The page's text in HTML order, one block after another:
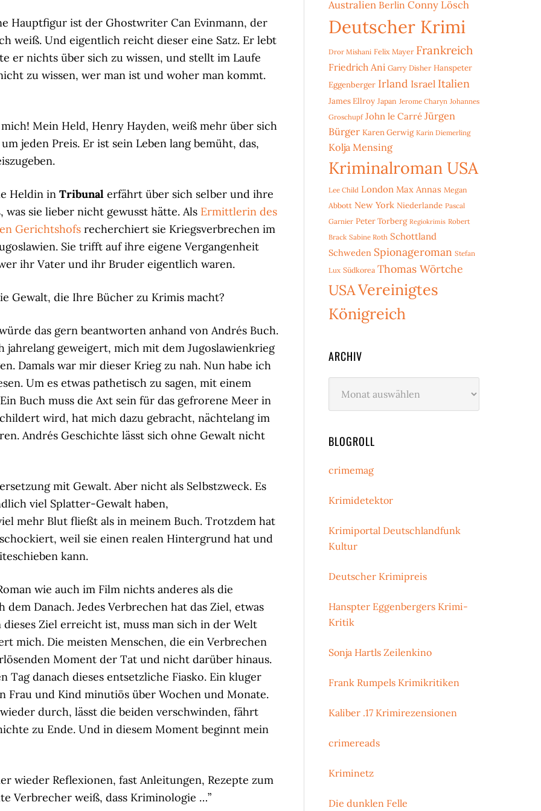
Hauptfigur ist der Ghostwriter Can Evinmann, der
weiß. Und eigentlich reicht dieser eine Satz. Er lebt
er nichts über sich zu wissen, und stellt im Laufe
zu wissen, wer man ist und woher man kommt.
Mein Held, Henry Hayden, weiß mehr über sich
jeden Preis. Er ist sein Leben lang bemüht, das,
Heldin in Tribunal erfährt über sich selber und ihre
was sie lieber nicht gewusst hätte. Als Ermittlerin des
Gerichtshofs recherchiert sie Kriegsverbrechen im
Sie trifft auf ihre eigene Vergangenheit
ihr Vater und ihr Bruder eigentlich waren.
Gewalt, die Ihre Bücher zu Krimis macht?
das gern beantworten anhand von Andrés Buch.
jahrelang geweigert, mich mit dem Jugoslawienkrieg
Damals war mir dieser Krieg zu nah. Nun habe ich
Um es etwas pathetisch zu sagen, mit einem
Buch muss die Axt sein für das gefrorene Meer in
wird, hat mich dazu gebracht, nächtelang im
Andrés Geschichte lässt sich ohne Gewalt nicht
mit Gewalt. Aber nicht als Selbstzweck. Es
viel Splatter-Gewalt haben,
mehr Blut fließt als in meinem Buch. Trotzdem hat
weil sie einen realen Hintergrund hat und
kann.
wie auch im Film nichts anderes als die
Danach. Jedes Verbrechen hat das Ziel, etwas
Ziel erreicht ist, muss man sich in der Welt
mich. Die meisten Menschen, die ein Verbrechen
Moment der Tat und nicht darüber hinaus.
Tag danach dieses entsetzliche Fiasko. Ein kluger
Frau und Kind minutiös über Wochen und Monate.
durch, lässt die beiden verschwinden, fährt
zu Ende. Und in diesem Moment beginnt mein
wieder Reflexionen, fast Anleitungen, Rezepte zum
Verbrecher weiß, dass Kriminologie …”
Australien Berlin Conny Lösch
Deutscher Krimi
Dror Mishani Felix Mayer Frankreich
Friedrich Ani Garry Disher Hanspeter
Eggenberger Irland Israel Italien
James Ellroy Japan Jerome Charyn Johannes
Groschupf John le Carré Jürgen
Bürger Karen Gerwig Karin Diemerling
Kolja Mensing
Kriminalroman USA
Lee Child London Max Annas Megan
Abbott New York Niederlande Pascal
Garnier Peter Torberg Regiokrimis Robert
Brack Sabine Roth Schottland
Schweden Spionageroman Stefan
Lux Südkorea Thomas Wörtche
USAVereinigtes
Königreich
ARCHIV
BLOGROLL
crimemag
Krimidetektor
Krimiportal Deutschlandfunk
Kultur
Deutscher Krimipreis
Hanspter Eggenbergers Krimi-
Kritik
Sonja Hartls Zeilenkino
Frank Rumpels Krimikritiken
Kaliber .17 Krimirezensionen
crimereads
Kriminetz
Die dunklen Felle